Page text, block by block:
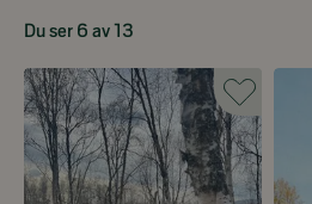
Du ser 6 av 13